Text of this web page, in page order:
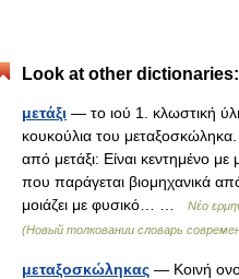
Look at other dictionaries:
μετάξι — το ιού 1. κλωστική
κουκούλια του
από μετάξι: Είναι κεντημένο με
που παράγεται βιομηχανικά
μοιάζει με φυσικό… …
Νέο
(Новый толковании словарь
μεταξοσκώληκας — Κοινή